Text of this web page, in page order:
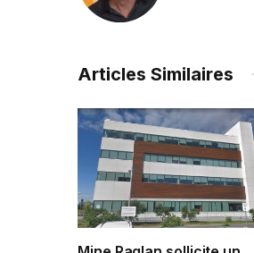
Articles Similaires